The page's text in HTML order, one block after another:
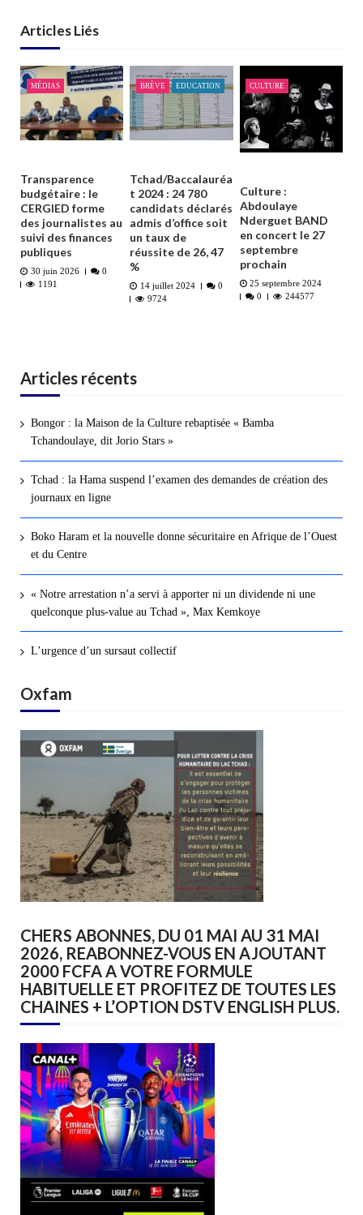
Articles Liés
MÉDIAS
Transparence
budgétaire : le
CERGIED forme
des journalistes au
suivi des finances
publiques
30 juin 2026
0
1191
BRÈVE EDUCATION
Tchad/Baccalauréa
t 2024 : 24 780
candidats déclarés
admis d’office soit
un taux de
réussite de 26, 47
%
14 juillet 2024
0
9724
CULTURE
Culture :
Abdoulaye
Nderguet BAND
en concert le 27
septembre
prochain
25 septembre 2024
0
244577
Articles récents
Bongor : la Maison de la Culture rebaptisée « Bamba
Tchandoulaye, dit Jorio Stars »
Tchad : la Hama suspend l’examen des demandes de création des
journaux en ligne
Boko Haram et la nouvelle donne sécuritaire en Afrique de l’Ouest
et du Centre
« Notre arrestation n’a servi à apporter ni un dividende ni une
quelconque plus-value au Tchad », Max Kemkoye
L’urgence d’un sursaut collectif
Oxfam
CHERS ABONNES, DU 01 MAI AU 31 MAI
2026, REABONNEZ-VOUS EN AJOUTANT
2000 FCFA A VOTRE FORMULE
HABITUELLE ET PROFITEZ DE TOUTES LES
CHAINES + L’OPTION DSTV ENGLISH PLUS.